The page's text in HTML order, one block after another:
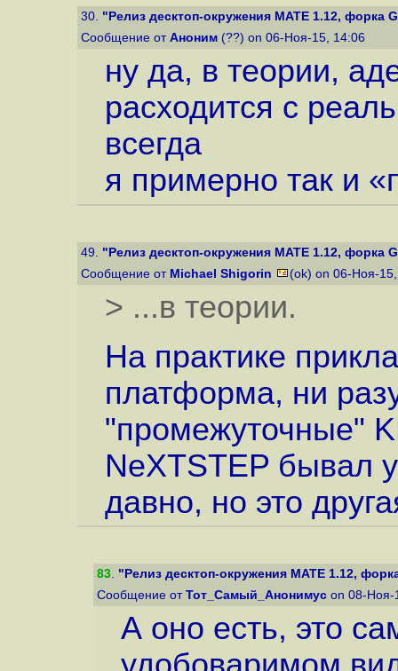
30. "Релиз десктоп-окружения MATE 1.12, форка
Сообщение от Аноним (??) on 06-Ноя-15, 14:06
ну да, в теории,
расходится с
всегда
я примерно так и
49. "Релиз десктоп-окружения MATE 1.12, форка
Сообщение от Michael Shigorin (ok) on 06-Ноя-
> ...в теории.
На практике
платформа, ни
"промежуточные"
NeXTSTEP бывал
давно, но это
83. "Релиз десктоп-окружения MATE 1.12,
Сообщение от Тот_Самый_Анонимус on 08-
А оно есть, это